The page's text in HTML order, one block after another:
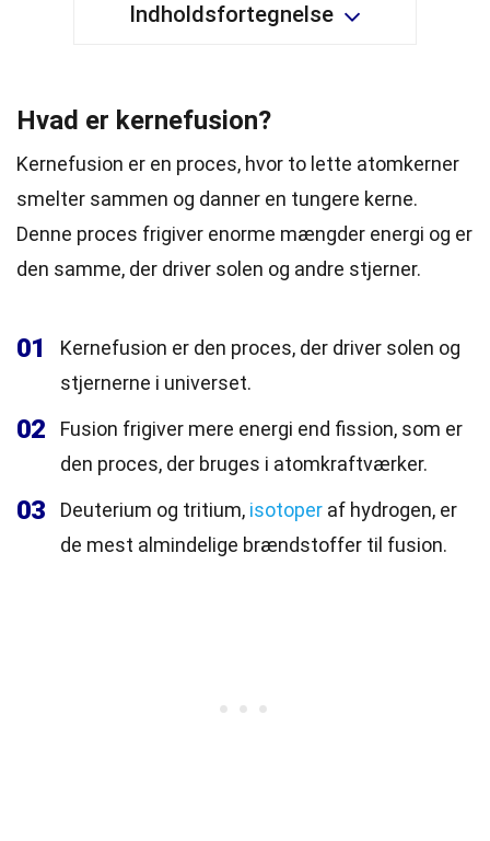
Indholdsfortegnelse
Hvad er kernefusion?
Kernefusion er en proces, hvor to lette atomkerner
smelter sammen og danner en tungere kerne.
Denne proces frigiver enorme mængder energi og er
den samme, der driver solen og andre stjerner.
01
Kernefusion er den proces, der driver solen og
stjernerne i universet.
02
Fusion frigiver mere energi end fission, som er
den proces, der bruges i atomkraftværker.
03 Deuterium og tritium, isotoper af hydrogen, er
de mest almindelige brændstoffer til fusion.